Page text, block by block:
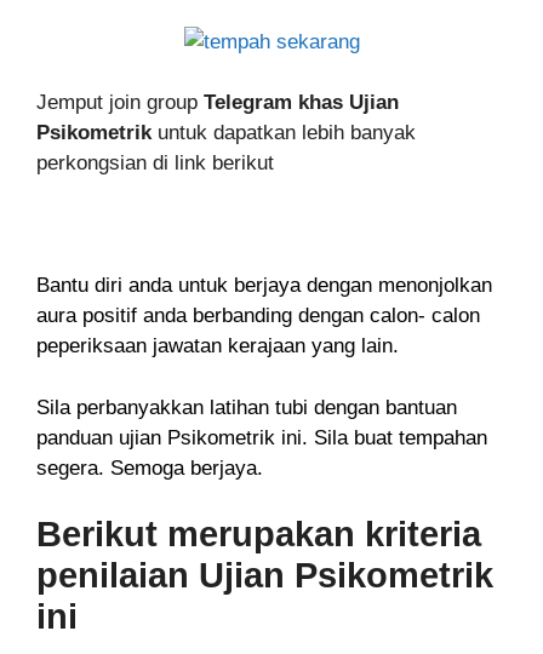
Jemput join group Telegram khas Ujian
Psikometrikuntuk dapatkan lebih banyak
perkongsian di link berikut
Bantu diri anda untuk berjaya dengan menonjolkan
aura positif anda berbanding dengan calon- calon
peperiksaan jawatan kerajaan yang lain.
Sila perbanyakkan latihan tubi dengan bantuan
panduan ujian Psikometrik ini. Sila buat tempahan
segera. Semoga berjaya.
Berikut merupakan kriteria
penilaian Ujian Psikometrik
ini